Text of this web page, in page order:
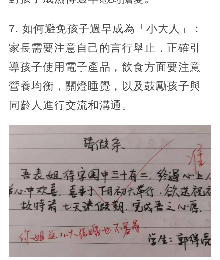
7. 如何避免孩子過早成為「小大人」：
家長需要注意自己的言行舉止，正確引
導孩子使用電子產品，飲食方面要注意
營養均衡，關燈睡覺，以及鼓勵孩子與
同齡人進行交流和溝通。